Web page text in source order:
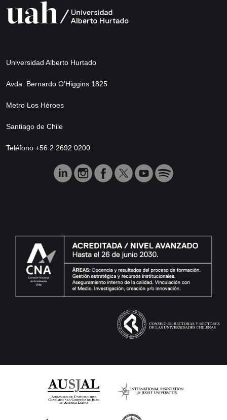
Universidad Alberto Hurtado
Avda. Bernardo O’Higgins 1825
Metro Los Héroes
Santiago de Chile
Teléfono +56 2 2692 0200